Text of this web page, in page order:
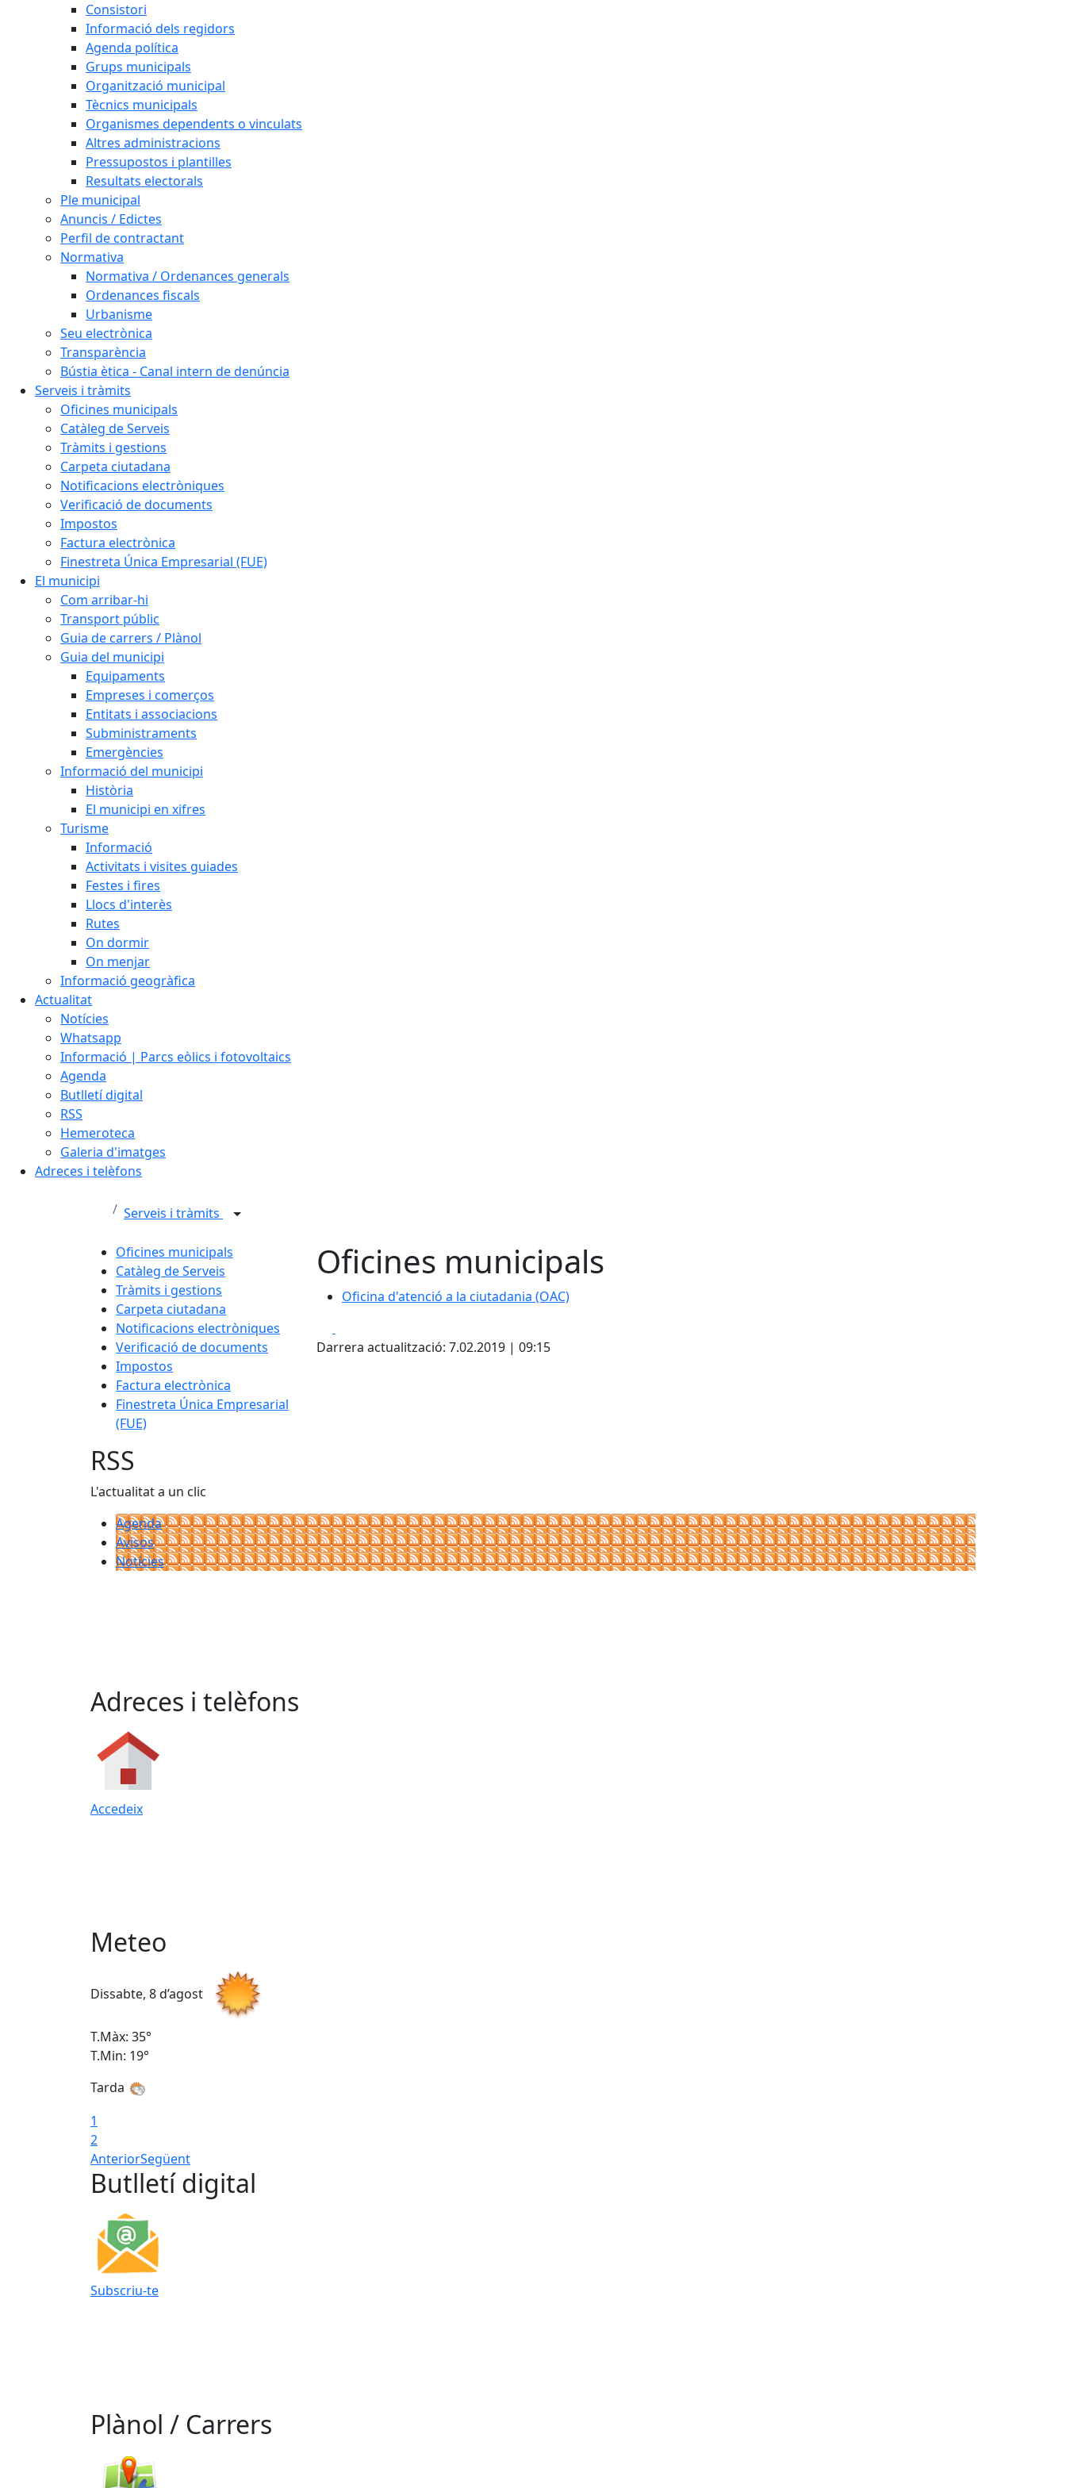
Consistori
Informació dels regidors
Agenda política
Grups municipals
Organització municipal
Tècnics municipals
Organismes dependents o vinculats
Altres administracions
Pressupostos i plantilles
Resultats electorals
Ple municipal
Anuncis / Edictes
Perfil de contractant
Normativa
Normativa / Ordenances generals
Ordenances fiscals
Urbanisme
Seu electrònica
Transparència
Bústia ètica - Canal intern de denúncia
Serveis i tràmits
Oficines municipals
Catàleg de Serveis
Tràmits i gestions
Carpeta ciutadana
Notificacions electròniques
Verificació de documents
Impostos
Factura electrònica
Finestreta Única Empresarial (FUE)
El municipi
Com arribar-hi
Transport públic
Guia de carrers / Plànol
Guia del municipi
Equipaments
Empreses i comerços
Entitats i associacions
Subministraments
Emergències
Informació del municipi
Història
El municipi en xifres
Turisme
Informació
Activitats i visites guiades
Festes i fires
Llocs d'interès
Rutes
On dormir
On menjar
Informació geogràfica
Actualitat
Notícies
Whatsapp
Informació | Parcs eòlics i fotovoltaics
Agenda
Butlletí digital
RSS
Hemeroteca
Galeria d'imatges
Adreces i telèfons
Serveis i tràmits
Oficines municipals
Catàleg de Serveis
Tràmits i gestions
Carpeta ciutadana
Notificacions electròniques
Verificació de documents
Impostos
Factura electrònica
Finestreta Única Empresarial
(FUE)
Oficines municipals
Oficina d'atenció a la ciutadania (OAC)
Oficina d'atenció a la ciutadania (OAC)
Darrera actualització: 7.02.2019 | 09:15
RSS
L'actualitat a un clic
Agenda
Avisos
Notícies
Adreces i telèfons
Accedeix
Meteo
Dissabte, 8 d’agost
T.Màx: 35°
T.Min: 19°
Tarda
1
2
AnteriorSegüent
Butlletí digital
Subscriu-te
Plànol / Carrers